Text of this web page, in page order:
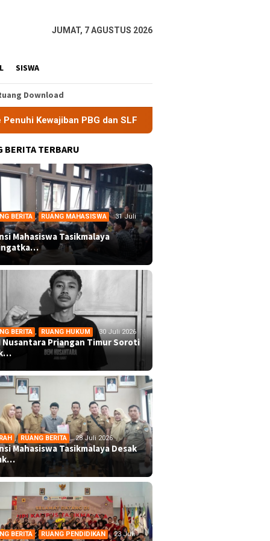
JUMAT, 7 AGUSTUS 2026
SISWA
Download
PBG dan SLF BEM Nusantara Priangan Timur
BERITA TERBARU
BERITA , RUANG MAHASISWA
31 Juli
Mahasiswa Tasikmalaya
BERITA , RUANG HUKUM 30 Juli 2026
Nusantara Priangan Timur Soroti
, RUANG BERITA 28 Juli 2026
Mahasiswa Tasikmalaya Desak
BERITA , RUANG PENDIDIKAN
23 Juli